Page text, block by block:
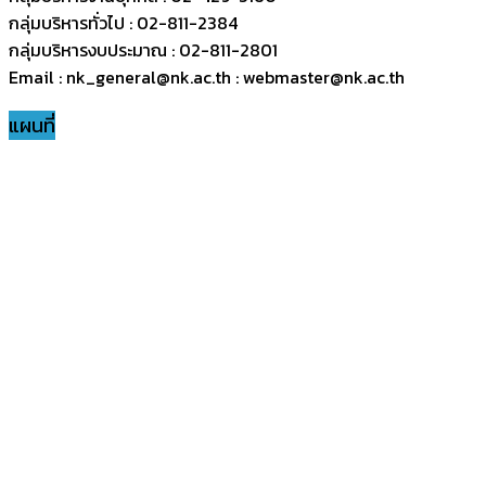
กลุ่มบริหารทั่วไป : 02-811-2384
กลุ่มบริหารงบประมาณ : 02-811-2801
Email : nk_general@nk.ac.th : webmaster@nk.ac.th
แผนที่